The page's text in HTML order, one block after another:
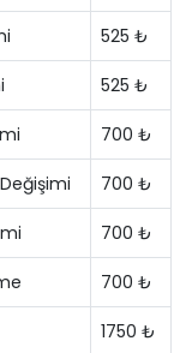
525 ₺
525 ₺
700 ₺
700 ₺
700 ₺
700 ₺
1750 ₺